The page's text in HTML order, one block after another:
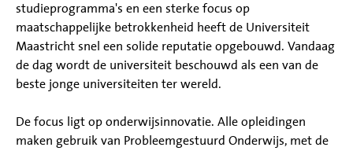
studieprogramma's en een sterke focus op
maatschappelijke betrokkenheid heeft de Universiteit
Maastricht snel een solide reputatie opgebouwd. Vandaag
de dag wordt de universiteit beschouwd als een van de
beste jonge universiteiten ter wereld.
De focus ligt op onderwijsinnovatie. Alle opleidingen
maken gebruik van Probleemgestuurd Onderwijs, met de